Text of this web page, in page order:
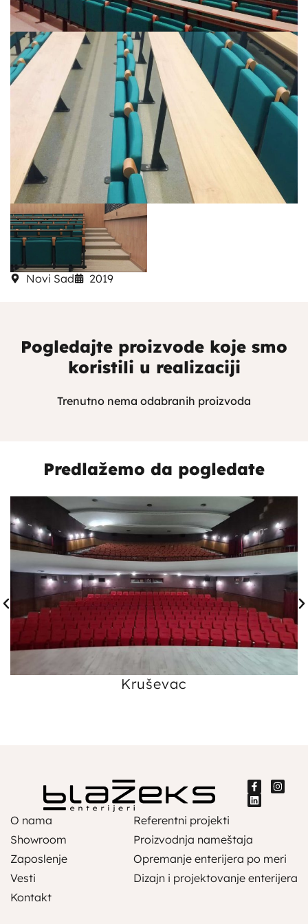
Novi Sad 2019
Pogledajte proizvode koje smo
koristili u realizaciji
Trenutno nema odabranih proizvoda
Predlažemo da pogledate
Kruševac
O nama
Showroom
Zaposlenje
Vesti
Kontakt
Referentni projekti
Proizvodnja nameštaja
Opremanje enterijera po meri
Dizajn i projektovanje enterijera